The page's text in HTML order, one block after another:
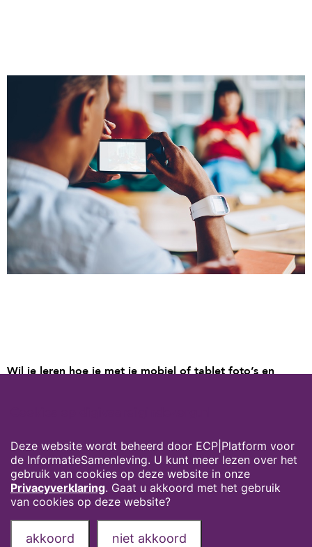
Wil je leren hoe je met je mobiel of tablet foto’s en
vinden onder de leermiddelen bij ‘Apps en applicaties’.
Foto’s en video’s maken (Android)
Foto’s en video’s maken (iPhone en iPad)
Privacyverklaring
Over deze website
Onze partners
Contact
Deze website wordt beheerd door ECP|Platform voor
de InformatieSamenleving. U kunt meer lezen over het
gebruik van cookies op deze website in onze
Privacyverklaring. Gaat u akkoord met het gebruik
van cookies op deze website?
akkoord niet akkoord